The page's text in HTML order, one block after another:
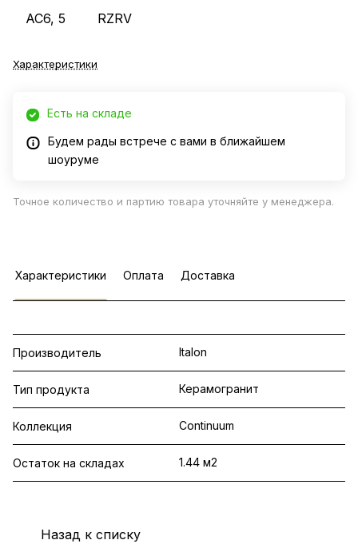
AC6, 5 RZRV
Характеристики
Есть на складе
Будем рады встрече с вами в ближайшем
шоуруме
Точное количество и партию товара уточняйте у менеджера.
Характеристики Оплата Доставка
Производитель Italon
Тип продукта Керамогранит
Коллекция Continuum
Остаток на складах 1.44 м2
Назад к списку